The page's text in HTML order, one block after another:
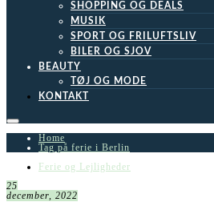
SHOPPING OG DEALS
MUSIK
SPORT OG FRILUFTSLIV
BILER OG SJOV
BEAUTY
TØJ OG MODE
KONTAKT
Home
Tag på ferie i Berlin
Ferie og Lejligheder
25
december, 2022